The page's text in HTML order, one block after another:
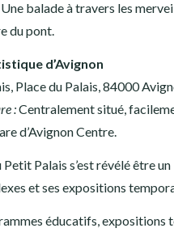
balade à travers les
du pont.
d’Avignon
Place du Palais, 84000
:Centralement situé,
d’Avignon Centre.
Petit Palais s’est révélé être
et ses expositions
éducatifs, expositions